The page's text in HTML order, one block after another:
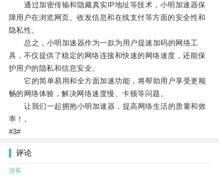
通过加密传输和隐藏真实IP地址等技术，小明加速器保
障用户在浏览网页、收发信息和在线支付等方面的安全性和
隐私性。
总之，小明加速器作为一款为用户提速加码的网络工
具，不仅提供了稳定的网络连接和快速的网络速度，还能保
护用户的隐私和信息安全。
它的简单易用和全方面加速功能，将帮助用户享受更顺
畅的网络体验，解决网络速度慢、卡顿等问题。
让我们一起拥抱小明加速器，提高网络生活的质量和效
率！。
#3#
评论
游客